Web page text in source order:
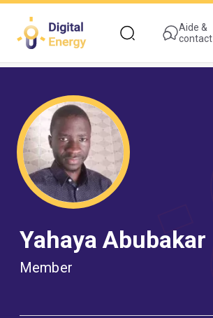
contenu
principal
Aide &
contact
Yahaya Abubakar
Member